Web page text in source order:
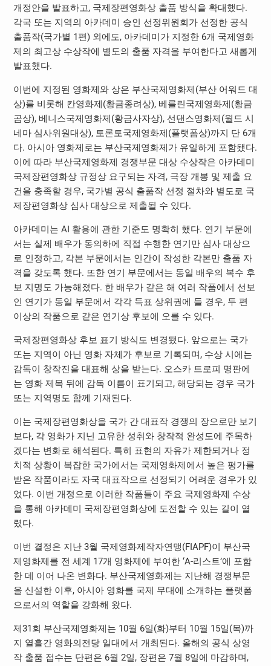
개정안을 발표하고, 국제장편영화상 출품 방식을 확대했다.
각국 또는 지역의 아카데미 승인 선정위원회가 선정한 공식
출품작(국가별 1편) 외에도, 아카데미가 지정한 6개 국제영화
제의 최고상 수상작에 별도의 출품 자격을 부여한다고 새롭게
발표했다.
이번에 지정된 영화제와 상은 부산국제영화제(부산 어워드 대
상)를 비롯해 칸영화제(황금종려상), 베를린국제영화제(황금
곰상), 베니스국제영화제(황금사자상), 선댄스영화제(월드 시
네마 심사위원대상), 토론토국제영화제(플랫폼상)까지 단 6개
다. 아시아 영화제로는 부산국제영화제가 유일하게 포함됐다.
이에 따라 부산국제영화제 경쟁부문 대상 수상작은 아카데미
국제장편영화상 규정상 요구되는 자격, 극장 개봉 및 제출 요
건을 충족할 경우, 국가별 공식 출품작 선정 절차와 별도로 국
제장편영화상 심사 대상으로 제출될 수 있다.
아카데미는 AI 활용에 관한 기준도 명확히 했다. 연기 부문에
서는 실제 배우가 동의하에 직접 수행한 연기만 심사 대상으
로 인정하고, 각본 부문에서는 인간이 작성한 각본만 출품 자
격을 갖도록 했다. 또한 연기 부문에서는 동일 배우의 복수 후
보 지명도 가능해졌다. 한 배우가 같은 해 여러 작품에서 선보
인 연기가 동일 부문에서 각각 득표 상위권에 들 경우, 두 편
이상의 작품으로 같은 연기상 후보에 오를 수 있다.
국제장편영화상 후보 표기 방식도 변경됐다. 앞으로는 국가
또는 지역이 아닌 영화 자체가 후보로 기록되며, 수상 시에는
감독이 창작진을 대표해 상을 받는다. 오스카 트로피 명판에
는 영화 제목 뒤에 감독 이름이 표기되고, 해당되는 경우 국가
또는 지역명도 함께 기재된다.
이는 국제장편영화상을 국가 간 대표작 경쟁의 장으로만 보기
보다, 각 영화가 지닌 고유한 성취와 창작적 완성도에 주목하
겠다는 변화로 해석된다. 특히 표현의 자유가 제한되거나 정
치적 상황이 복잡한 국가에서는 국제영화제에서 높은 평가를
받은 작품이라도 자국 대표작으로 선정되기 어려운 경우가 있
었다. 이번 개정으로 이러한 작품들이 주요 국제영화제 수상
을 통해 아카데미 국제장편영화상에 도전할 수 있는 길이 열
렸다.
이번 결정은 지난 3월 국제영화제작자연맹(FIAPF)이 부산국
제영화제를 전 세계 17개 영화제에 부여한 ‘A-리스트’에 포함
한 데 이어 나온 변화다. 부산국제영화제는 지난해 경쟁부문
을 신설한 이후, 아시아 영화를 국제 무대에 소개하는 플랫폼
으로서의 역할을 강화해 왔다.
제31회 부산국제영화제는 10월 6일(화)부터 10월 15일(목)까
지 열흘간 영화의전당 일대에서 개최된다. 올해의 공식 상영
작 출품 접수는 단편은 6월 2일, 장편은 7월 8일에 마감하며,